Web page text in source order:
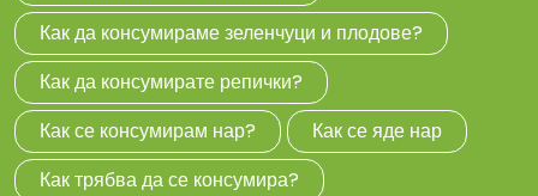
Как да консумираме зеленчуци и плодове?
Как да консумирате репички?
Как се консумирам нар?
Как се яде нар
Как трябва да се консумира?